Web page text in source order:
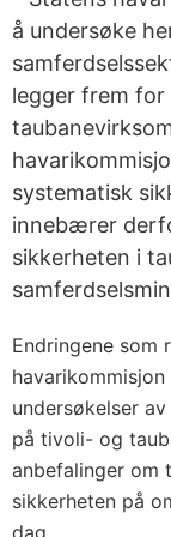
å undersøke
legger frem
systematisk
innebærer
sikkerheten i
Endringene som
undersøkelser
på tivoli- og
anbefalinger om
sikkerheten på
dag.